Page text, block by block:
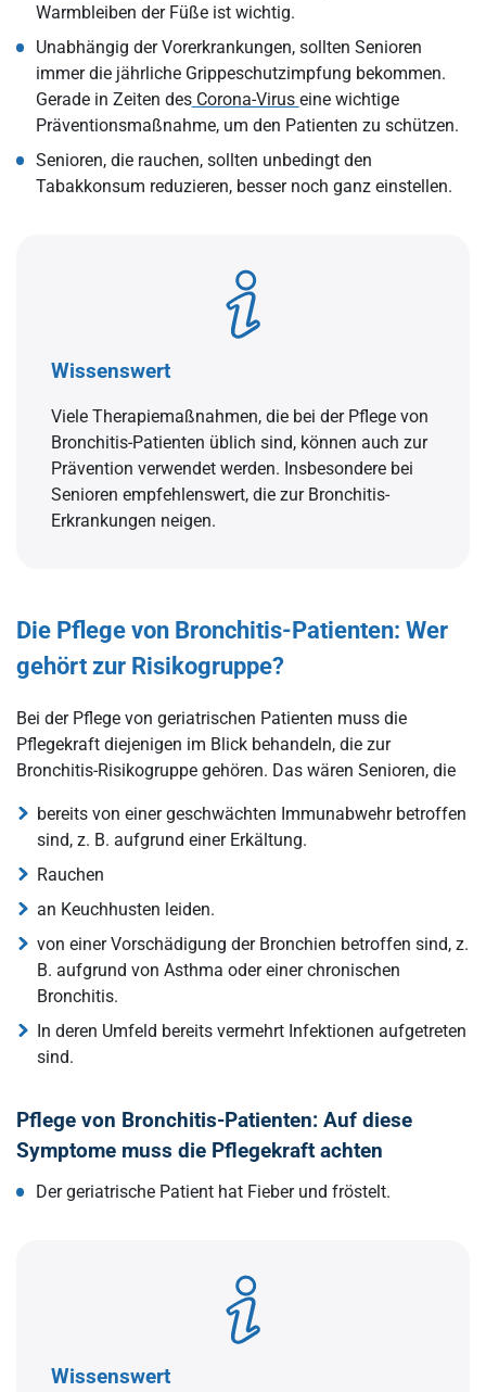
Warmbleiben der Füße ist wichtig.
Unabhängig der Vorerkrankungen, sollten Senioren
immer die jährliche Grippeschutzimpfung bekommen.
Gerade in Zeiten desCorona-Virus eine wichtige
Präventionsmaßnahme, um den Patienten zu schützen.
Senioren, die rauchen, sollten unbedingt den
Tabakkonsum reduzieren, besser noch ganz einstellen.
Wissenswert
Viele Therapiemaßnahmen, die bei der Pflege von
Bronchitis-Patienten üblich sind, können auch zur
Prävention verwendet werden. Insbesondere bei
Senioren empfehlenswert, die zur Bronchitis-
Erkrankungen neigen.
Die Pflege von Bronchitis-Patienten: Wer
gehört zur Risikogruppe?
Bei der Pflege von geriatrischen Patienten muss die
Pflegekraft diejenigen im Blick behandeln, die zur
Bronchitis-Risikogruppe gehören. Das wären Senioren, die
bereits von einer geschwächten Immunabwehr betroffen
sind, z. B. aufgrund einer Erkältung.
Rauchen
an Keuchhusten leiden.
von einer Vorschädigung der Bronchien betroffen sind, z.
B. aufgrund von Asthma oder einer chronischen
Bronchitis.
In deren Umfeld bereits vermehrt Infektionen aufgetreten
sind.
Pflege von Bronchitis-Patienten: Auf diese
Symptome muss die Pflegekraft achten
Der geriatrische Patient hat Fieber und fröstelt.
Wissenswert